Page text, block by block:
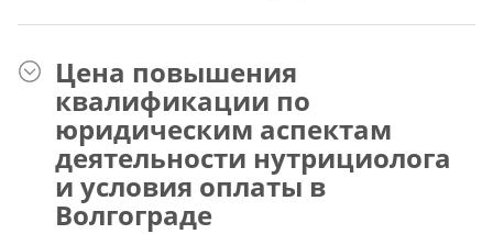
Цена повышения
квалификации по
юридическим аспектам
деятельности нутрициолога
и условия оплаты в
Волгограде